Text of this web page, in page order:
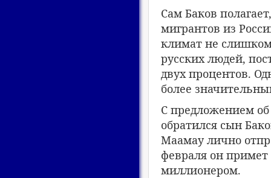
Сам Баков
мигрантов из
климат не
русских людей,
двух процентов.
более
С предложением об
обратился сын
Маамау лично
февраля он
миллионером.